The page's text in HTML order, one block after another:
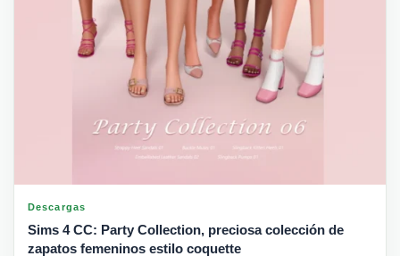
Descargas
Sims 4 CC: Party Collection, preciosa colección de
zapatos femeninos estilo coquette